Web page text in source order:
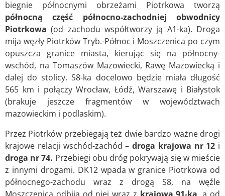
biegnie północnymi obrzeżami Piotrkowa tworzą
północną część północno-zachodniej obwodnicy
Piotrkowa (od zachodu współtworzy ją A1-ka). Droga
mija węzły Piotrków Tryb.-Północ i Moszczenica po czym
opuszcza granice miasta, kierując się na północny-
wschód, na Tomaszów Mazowiecki, Rawę Mazowiecką i
dalej do stolicy. S8-ka docelowo będzie miała długość
565 km i połączy Wrocław, Łódź, Warszawę i Białystok
(brakuje jeszcze fragmentów w województwach
mazowieckim i podlaskim).
Przez Piotrków przebiegają też dwie bardzo ważne drogi
krajowe relacji wschód-zachód – droga krajowa nr 12 i
droga nr 74. Przebiegi obu dróg pokrywają się w mieście
z innymi drogami. DK12 wpada w granice Piotrkowa od
północnego-zachodu wraz z drogą S8, na węźle